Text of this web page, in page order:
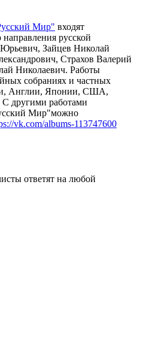
Мир" входят
направления русской
Зайцев Николай
Страхов Валерий
Николаевич. Работы
собраниях и частных
Англии, Японии, США,
другими работами
Мир"можно
vk.com/albums-113747600
ответят на любой